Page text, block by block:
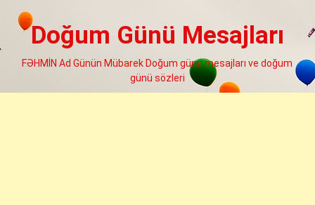
Doğum Günü Mesajları
FƏHMİN Ad Günün Mübarek Doğum günü mesajları ve doğum
günü sözleri